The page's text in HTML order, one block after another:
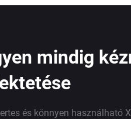
mindig
és könnyen használható